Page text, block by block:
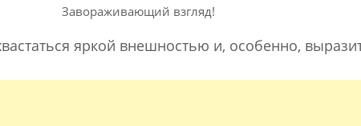
Завораживающий взгляд!
яркой внешностью и, особенно,